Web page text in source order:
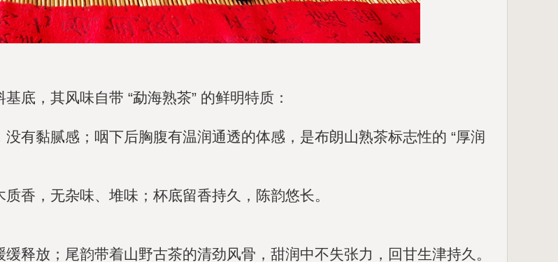
底，其风味自带 “勐海熟茶” 的鲜明特质：
有黏腻感；咽下后胸腹有温润通透的体感，是布朗山熟茶标志性的 “厚润
香，无杂味、堆味；杯底留香持久，陈韵悠长。
释放；尾韵带着山野古茶的清劲风骨，甜润中不失张力，回甘生津持久。